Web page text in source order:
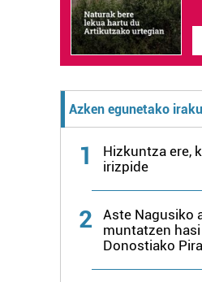
Azken egunetako
1
Hizkuntza ere,
irizpide
2
Aste Nagusiko
muntatzen
Donostiako